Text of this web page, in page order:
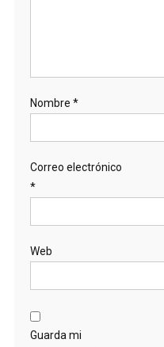
Nombre *
Correo electrónico
*
Web
Guarda mi